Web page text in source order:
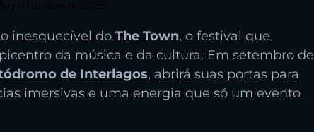
inesquecível do The Town, o festival que
da música e da cultura. Em setembro de
de Interlagos, abrirá suas portas para
imersivas e uma energia que só um evento